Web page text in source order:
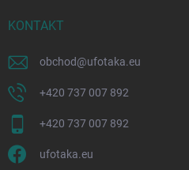
KONTAKT
obchod@ufotaka.eu
+420 737 007 892
+420 737 007 892
ufotaka.eu